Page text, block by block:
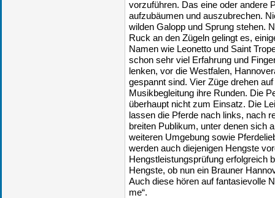
vorzuführen. Das eine oder andere
aufzubäumen und auszubrechen.
wilden Galopp und Sprung stehen.
Ruck an den Zügeln gelingt es,
Namen wie Leonetto und Saint
schon sehr viel Erfahrung und
lenken, vor die Westfalen,
gespannt sind. Vier Züge drehen
Musikbegleitung ihre Runden. Die
überhaupt nicht zum Einsatz. Die
lassen die Pferde nach links, nach
breiten Publikum, unter denen sich
weiteren Umgebung sowie
werden auch diejenigen Hengste
Hengstleistungsprüfung erfolgreich
Hengste, ob nun ein Brauner
Auch diese hören auf fantasievolle
me“.